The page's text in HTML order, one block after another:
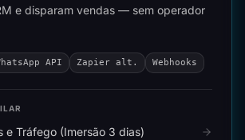
e disparam vendas — sem operador
API Zapier alt. Webhooks
e Tráfego (Imersão 3 dias)